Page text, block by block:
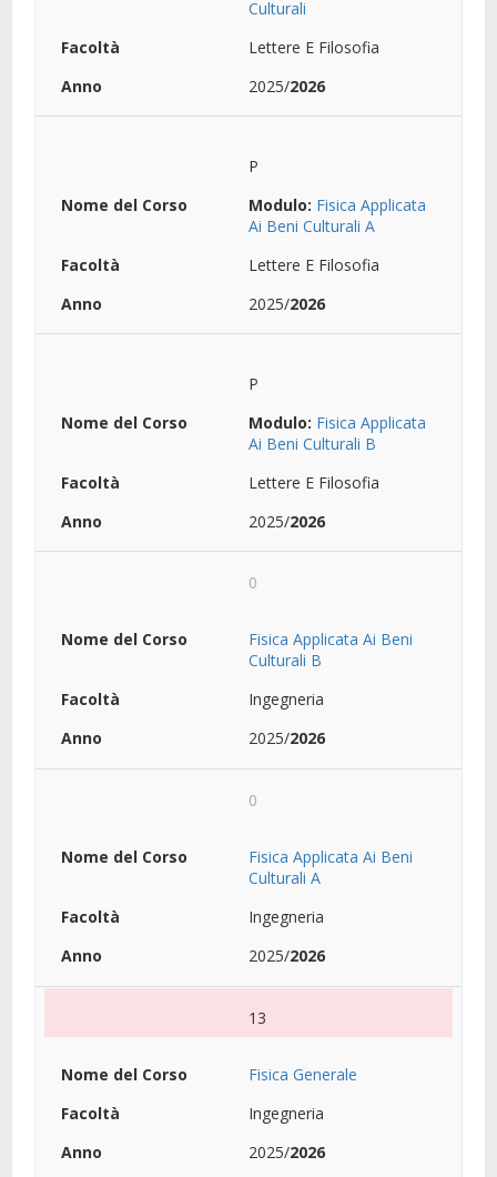
Culturali
Lettere E Filosofia
2025/2026
P
Modulo: Fisica Applicata
Ai Beni Culturali A
Lettere E Filosofia
2025/2026
P
Modulo: Fisica Applicata
Ai Beni Culturali B
Lettere E Filosofia
2025/2026
0
Fisica Applicata Ai Beni
Culturali B
Ingegneria
2025/2026
0
Fisica Applicata Ai Beni
Culturali A
Ingegneria
2025/2026
13
Fisica Generale
Ingegneria
2025/2026